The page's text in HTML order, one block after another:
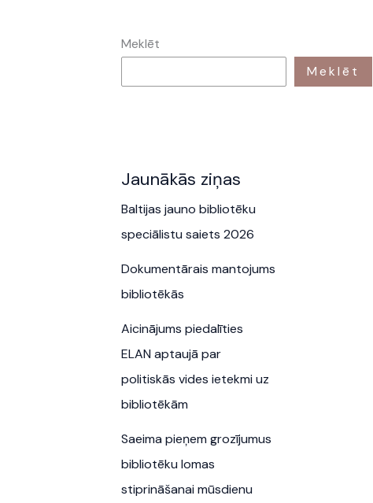
Meklēt
Meklēt
Jaunākās ziņas
Baltijas jauno bibliotēku
speciālistu saiets 2026
Dokumentārais mantojums
bibliotēkās
Aicinājums piedalīties
ELAN aptaujā par
politiskās vides ietekmi uz
bibliotēkām
Saeima pieņem grozījumus
bibliotēku lomas
stiprināšanai mūsdienu